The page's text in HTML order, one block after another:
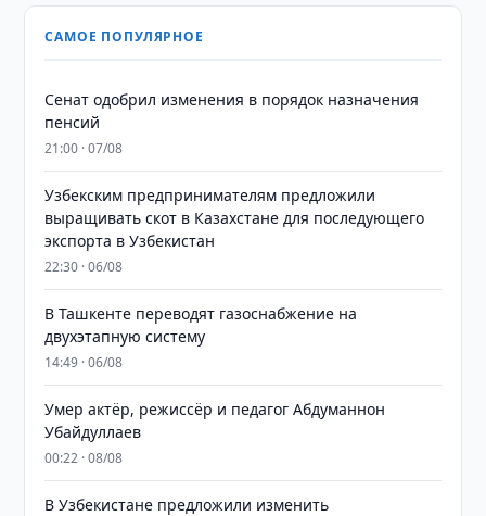
САМОЕ ПОПУЛЯРНОЕ
Сенат одобрил изменения в порядок назначения
пенсий
21:00 · 07/08
Узбекским предпринимателям предложили
выращивать скот в Казахстане для последующего
экспорта в Узбекистан
22:30 · 06/08
В Ташкенте переводят газоснабжение на
двухэтапную систему
14:49 · 06/08
Умер актёр, режиссёр и педагог Абдуманнон
Убайдуллаев
00:22 · 08/08
В Узбекистане предложили изменить